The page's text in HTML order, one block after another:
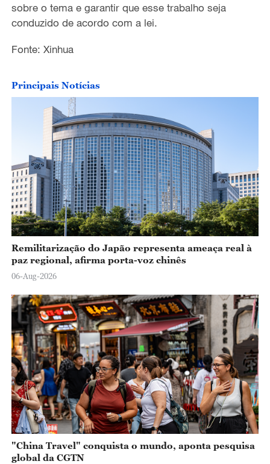
sobre o tema e garantir que esse trabalho seja
conduzido de acordo com a lei.
Fonte: Xinhua
Principais Notícias
Remilitarização do Japão representa ameaça real à
paz regional, afirma porta-voz chinês
06-Aug-2026
"China Travel" conquista o mundo, aponta pesquisa
global da CGTN